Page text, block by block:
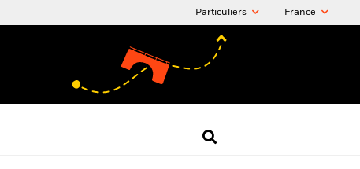
Particuliers France